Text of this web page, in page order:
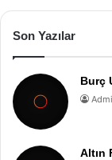
Son Yazılar
Burç
Altın